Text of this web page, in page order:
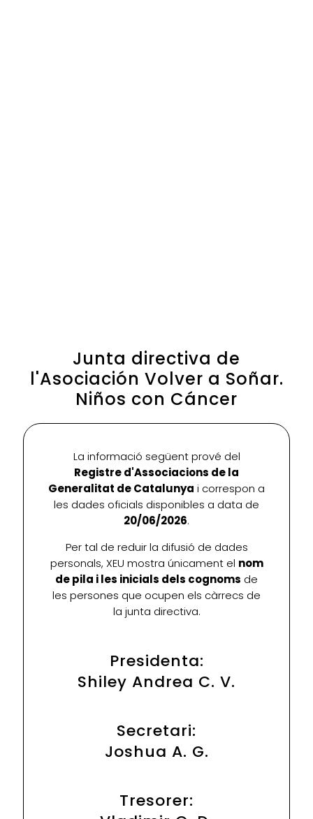
Junta directiva de
l'Asociación Volver a Soñar.
Niños con Cáncer
La informació següent prové del
Registre d'Associacions de la
Generalitat de Catalunya i correspon a
les dades oficials disponibles a data de
20/06/2026.
Per tal de reduir la difusió de dades
personals, XEU mostra únicament el nom
de pila i les inicials dels cognoms de
les persones que ocupen els càrrecs de
la junta directiva.
Presidenta:
Shiley Andrea C. V.
Secretari:
Joshua A. G.
Tresorer: